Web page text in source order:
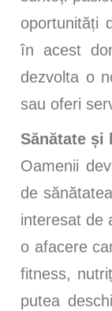
oportunități
în acest
dezvolta o
sau oferi
Sănătate și
Oamenii
de
interesat de
o afacere
fitness,
putea